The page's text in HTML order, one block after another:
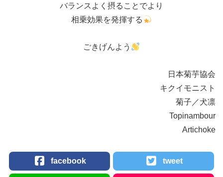
バランスよく摂ることでより
相乗効果を発揮する
ごきげんよう
日本菊芋協会
キクイモニスト
菊子／犬凛
Topinambour
Artichoke
facebook tweet